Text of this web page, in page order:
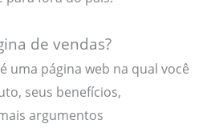
de vendas?
uma página web na qual você
seus benefícios,
argumentos